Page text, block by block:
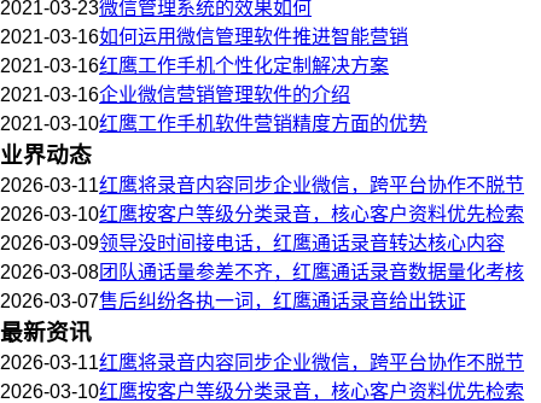
2021-03-23微信管理系统的效果如何
2021-03-16如何运用微信管理软件推进智能营销
2021-03-16红鹰工作手机个性化定制解决方案
2021-03-16企业微信营销管理软件的介绍
2021-03-10红鹰工作手机软件营销精度方面的优势
业界动态
2026-03-11红鹰将录音内容同步企业微信，跨平台协作不脱节
2026-03-10红鹰按客户等级分类录音，核心客户资料优先检索
2026-03-09领导没时间接电话，红鹰通话录音转达核心内容
2026-03-08团队通话量参差不齐，红鹰通话录音数据量化考核
2026-03-07售后纠纷各执一词，红鹰通话录音给出铁证
最新资讯
2026-03-11红鹰将录音内容同步企业微信，跨平台协作不脱节
2026-03-10红鹰按客户等级分类录音，核心客户资料优先检索